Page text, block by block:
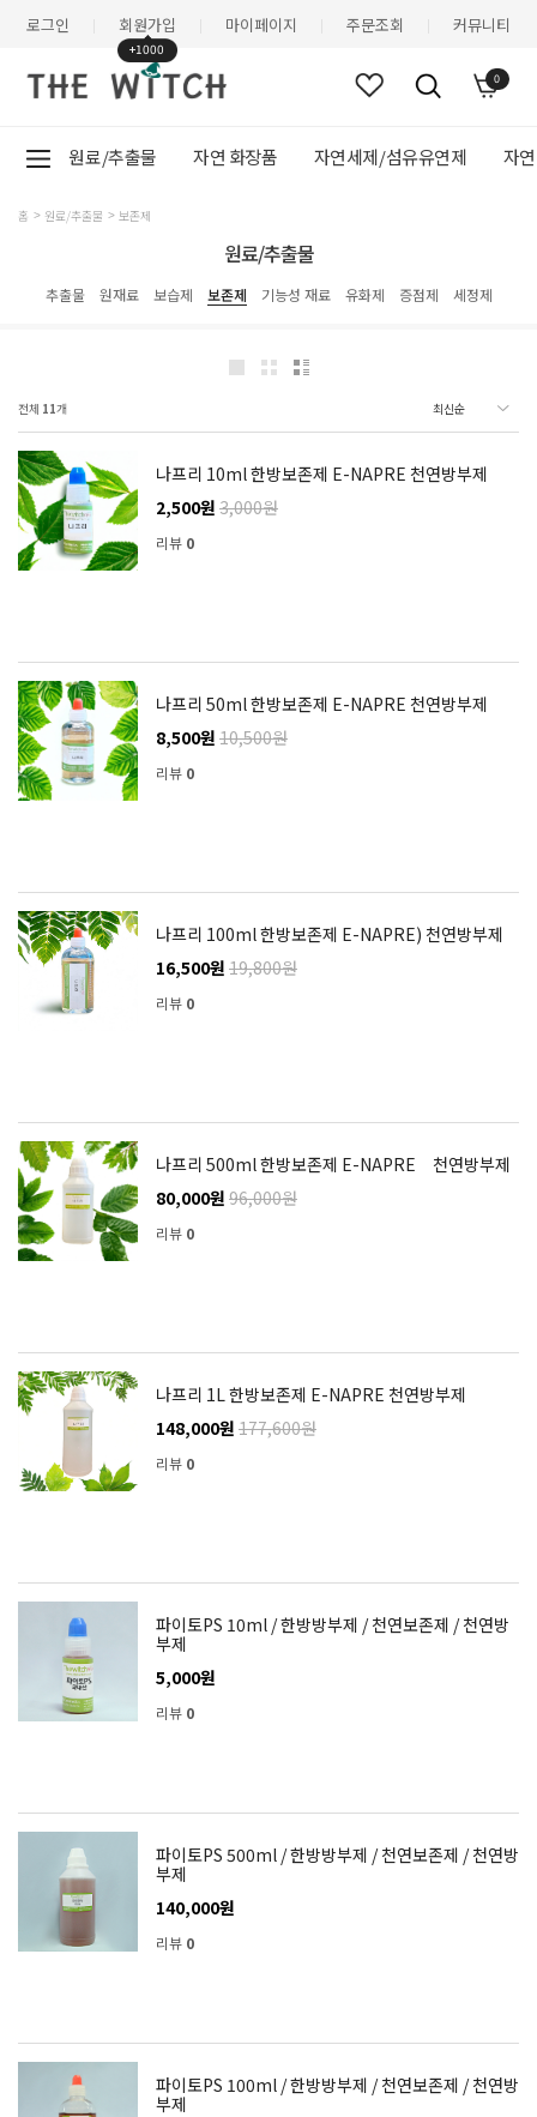
로그인 회원가입
+1000
마이페이지 주문조회 커뮤니티
0
원료/추출물 자연 화장품 자연세제/섬유유연제 자
홈 원료/추출물 보존제
원료/추출물
추출물 원재료 보습제 보존제 기능성 재료 유화제 증점제 세정제
전체 11개
나프리 10ml 한방보존제 E-NAPRE 천연방부제
2,500원 3,000원
리뷰 0
나프리 50ml 한방보존제 E-NAPRE 천연방부제
8,500원 10,500원
리뷰 0
나프리 100ml 한방보존제 E-NAPRE) 천연방부제
16,500원 19,800원
리뷰 0
나프리 500ml 한방보존제 E-NAPRE 천연방부제
80,000원 96,000원
리뷰 0
나프리 1L 한방보존제 E-NAPRE 천연방부제
148,000원 177,600원
리뷰 0
파이토PS 10ml / 한방방부제 / 천연보존제 / 천연방
부제
5,000원
리뷰 0
파이토PS 500ml / 한방방부제 / 천연보존제 / 천연방
부제
140,000원
리뷰 0
파이토PS 100ml / 한방방부제 / 천연보존제 / 천연방
부제